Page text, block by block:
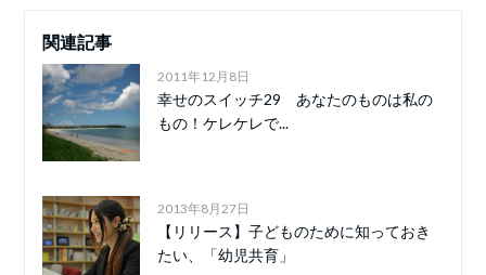
関連記事
2011年12月8日
幸せのスイッチ29 あなたのものは私の
もの！ケレケレで...
2013年8月27日
【リリース】子どものために知っておき
たい、「幼児共育」